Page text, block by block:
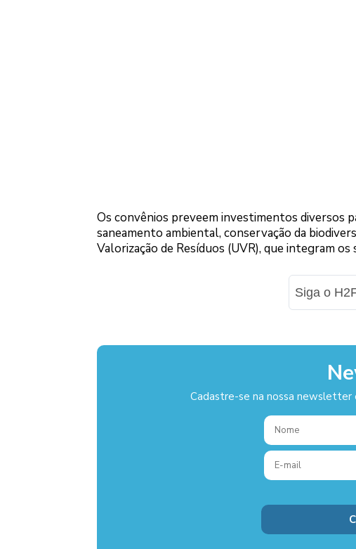
Os convênios preveem investimentos diversos
saneamento ambiental, conservação da
Valorização de Resíduos (UVR), que integram
Siga o
Cadastre-se na nossa